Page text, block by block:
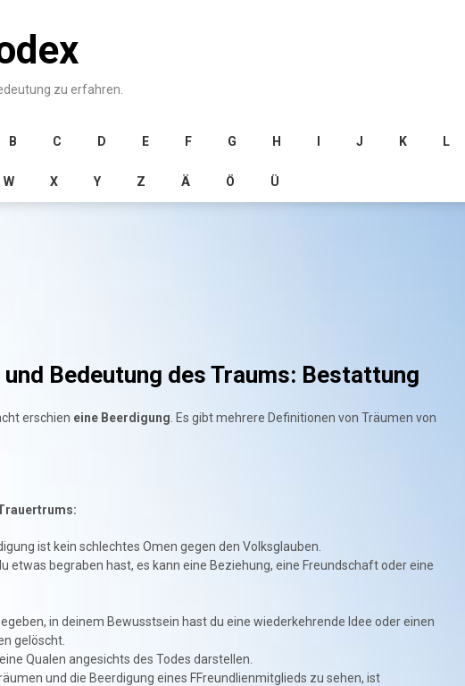
zu erfahren.
B C D E F G H J K L
W X Y Z Ä Ö Ü
Bedeutung des Traums: Bestattung
erschien eine Beerdigung . Es gibt mehrere Definitionen von Träumen von
ist kein schlechtes Omen gegen den Volksglauben.
etwas begraben hast, es kann eine Beziehung, eine Freundschaft oder eine
in deinem Bewusstsein hast du eine wiederkehrende Idee oder einen
gelöscht.
Qualen angesichts des Todes darstellen.
und die Beerdigung eines FFreundlienmitglieds zu sehen, ist